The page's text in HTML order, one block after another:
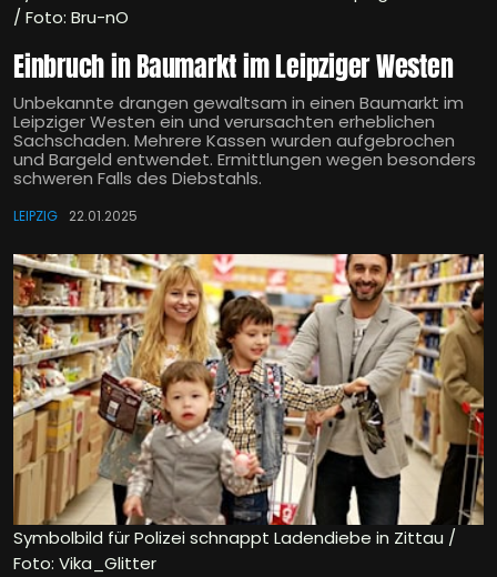
/ Foto: Bru-nO
Einbruch in Baumarkt im Leipziger Westen
Unbekannte drangen gewaltsam in einen Baumarkt im
Leipziger Westen ein und verursachten erheblichen
Sachschaden. Mehrere Kassen wurden aufgebrochen
und Bargeld entwendet. Ermittlungen wegen besonders
schweren Falls des Diebstahls.
LEIPZIG 22.01.2025
Symbolbild für Polizei schnappt Ladendiebe in Zittau /
Foto: Vika_Glitter